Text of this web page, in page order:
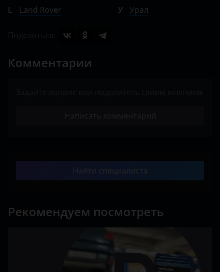
L
Land Rover
У
Урал
Комментарии
Найти специалиста
Рекомендуем посмотреть